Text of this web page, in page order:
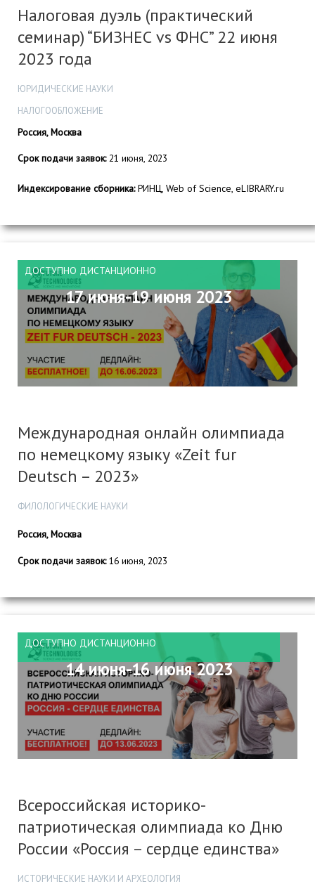
Налоговая дуэль (практический
семинар) “БИЗНЕС vs ФНС” 22 июня
2023 года
ЮРИДИЧЕСКИЕ НАУКИ
НАЛОГООБЛОЖЕНИЕ
Россия, Москва
Срок подачи заявок:21 июня, 2023
Индексирование сборника:РИНЦ, Web of Science, eLIBRARY.ru
ДОСТУПНО ДИСТАНЦИОННО
17 июня-19 июня 2023
Международная онлайн олимпиада
по немецкому языку «Zeit fur
Deutsch – 2023»
ФИЛОЛОГИЧЕСКИЕ НАУКИ
Россия, Москва
Срок подачи заявок:16 июня, 2023
ДОСТУПНО ДИСТАНЦИОННО
14 июня-16 июня 2023
Всероссийская историко-
патриотическая олимпиада ко Дню
России «Россия – сердце единства»
ИСТОРИЧЕСКИЕ НАУКИ И АРХЕОЛОГИЯ